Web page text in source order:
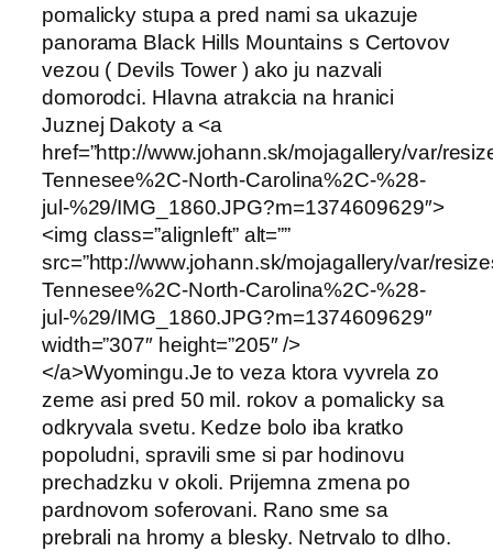
pomalicky stupa a pred nami sa ukazuje
panorama Black Hills Mountains s Certovov
vezou ( Devils Tower ) ako ju nazvali
domorodci. Hlavna atrakcia na hranici
Juznej Dakoty a <a
href=”http://www.johann.sk/mojagallery/var/
Tennesee%2C-North-Carolina%2C-%28-
jul-%29/IMG_1860.JPG?m=1374609629″>
<img class=”alignleft” alt=””
src=”http://www.johann.sk/mojagallery/var/
Tennesee%2C-North-Carolina%2C-%28-
jul-%29/IMG_1860.JPG?m=1374609629″
width=”307″ height=”205″ />
</a>Wyomingu.Je to veza ktora vyvrela zo
zeme asi pred 50 mil. rokov a pomalicky sa
odkryvala svetu. Kedze bolo iba kratko
popoludni, spravili sme si par hodinovu
prechadzku v okoli. Prijemna zmena po
pardnovom soferovani. Rano sme sa
prebrali na hromy a blesky. Netrvalo to dlho.